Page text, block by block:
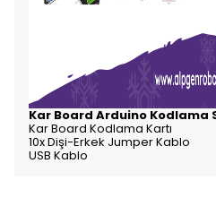
Kar Board Arduino Kodlama
Kar Board Kodlama Kartı
10x Dişi-Erkek Jumper Kablo
USB Kablo